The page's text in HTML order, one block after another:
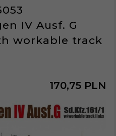
IV Ausf. G
workable track
170,75 PLN